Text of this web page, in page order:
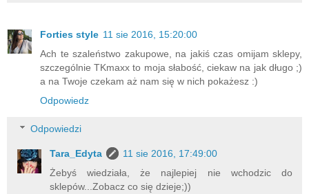
Forties style 11 sie 2016, 15:20:00
Ach te szaleństwo zakupowe, na jakiś czas omijam sklepy,
szczególnie TKmaxx to moja słabość, ciekaw na jak długo ;)
a na Twoje czekam aż nam się w nich pokażesz :)
Odpowiedz
Odpowiedzi
Tara_Edyta
11 sie 2016, 17:49:00
Żebyś wiedziała, że najlepiej nie wchodzic do
sklepów...Zobacz co się dzieje;))